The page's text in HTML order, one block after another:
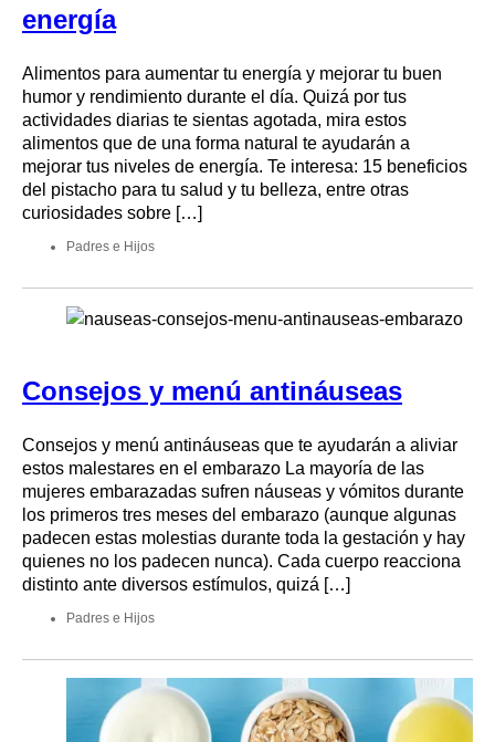
energía
Alimentos para aumentar tu energía y mejorar tu buen
humor y rendimiento durante el día. Quizá por tus
actividades diarias te sientas agotada, mira estos
alimentos que de una forma natural te ayudarán a
mejorar tus niveles de energía. Te interesa: 15 beneficios
del pistacho para tu salud y tu belleza, entre otras
curiosidades sobre […]
Padres e Hijos
Consejos y menú antináuseas
Consejos y menú antináuseas que te ayudarán a aliviar
estos malestares en el embarazo La mayoría de las
mujeres embarazadas sufren náuseas y vómitos durante
los primeros tres meses del embarazo (aunque algunas
padecen estas molestias durante toda la gestación y hay
quienes no los padecen nunca). Cada cuerpo reacciona
distinto ante diversos estímulos, quizá […]
Padres e Hijos